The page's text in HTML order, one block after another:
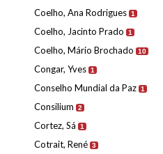
Coelho, Ana Rodrigues 1
Coelho, Jacinto Prado 1
Coelho, Mário Brochado 10
Congar, Yves 1
Conselho Mundial da Paz 1
Consilium 2
Cortez, Sá 1
Cotrait, René 3